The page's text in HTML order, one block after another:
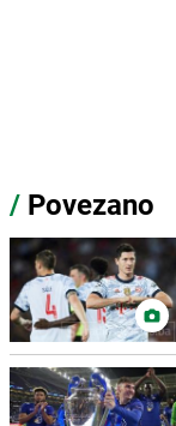
/ Povezano